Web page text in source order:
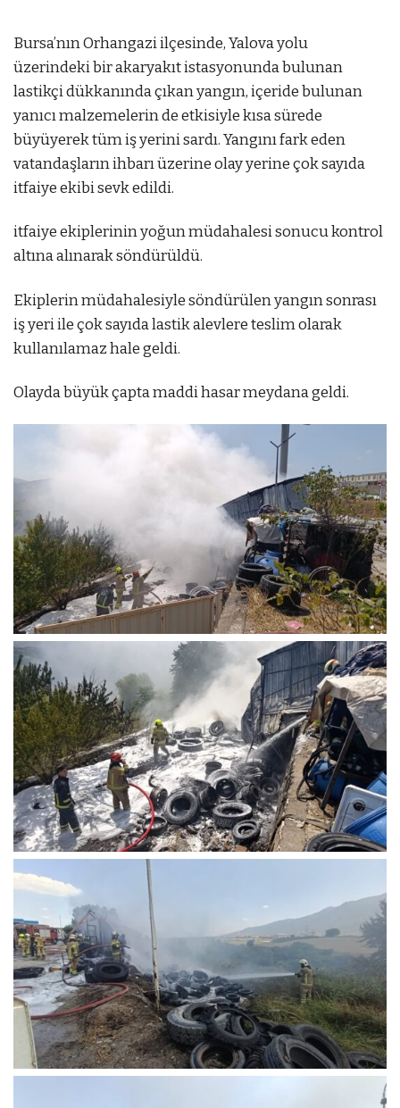
Bursa’nın Orhangazi ilçesinde, Yalova yolu
üzerindeki bir akaryakıt istasyonunda bulunan
lastikçi dükkanında çıkan yangın, içeride bulunan
yanıcı malzemelerin de etkisiyle kısa sürede
büyüyerek tüm iş yerini sardı. Yangını fark eden
vatandaşların ihbarı üzerine olay yerine çok sayıda
itfaiye ekibi sevk edildi.
mostbet az
itfaiye ekiplerinin yoğun müdahalesi sonucu kontrol
altına alınarak söndürüldü.
Ekiplerin müdahalesiyle söndürülen yangın sonrası
iş yeri ile çok sayıda lastik alevlere teslim olarak
kullanılamaz hale geldi.
Olayda büyük çapta maddi hasar meydana geldi.